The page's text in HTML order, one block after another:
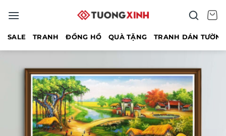
qua
SALE TRANH ĐỒNG HỒ QUÀ TẶNG TRANH DÁN